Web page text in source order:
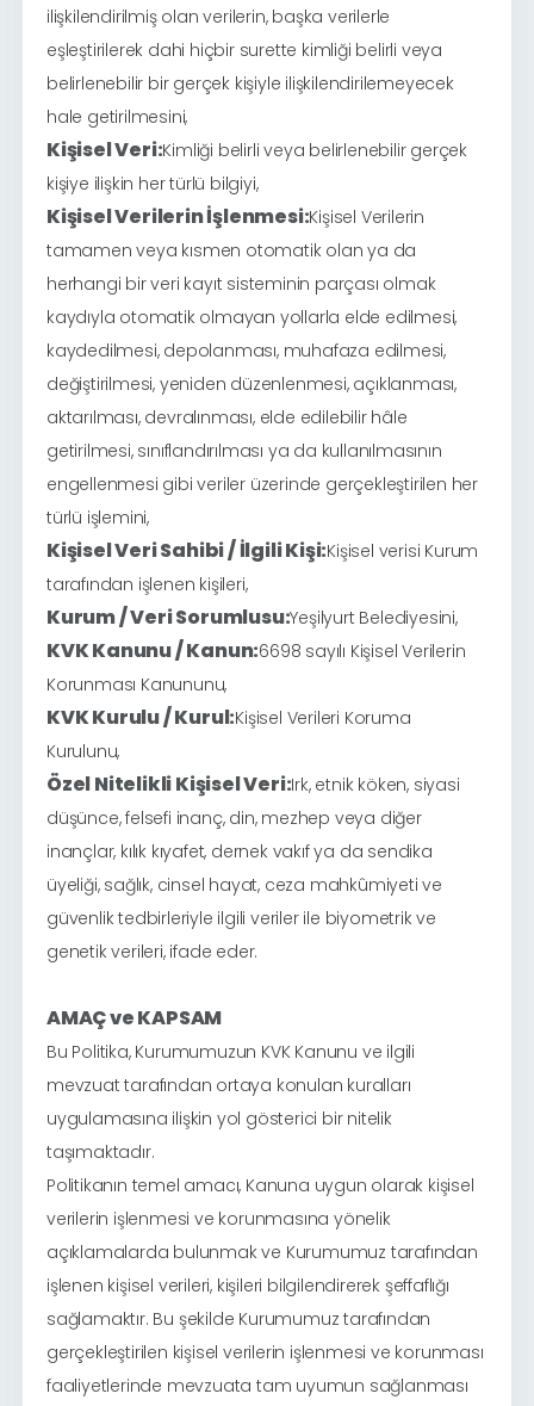
ilişkilendirilmiş olan verilerin, başka verilerle
eşleştirilerek dahi hiçbir surette kimliği belirli veya
belirlenebilir bir gerçek kişiyle ilişkilendirilemeyecek
hale getirilmesini,
Kişisel Veri:Kimliği belirli veya belirlenebilir gerçek
kişiye ilişkin her türlü bilgiyi,
Kişisel Verilerin İşlenmesi:Kişisel Verilerin
tamamen veya kısmen otomatik olan ya da
herhangi bir veri kayıt sisteminin parçası olmak
kaydıyla otomatik olmayan yollarla elde edilmesi,
kaydedilmesi, depolanması, muhafaza edilmesi,
değiştirilmesi, yeniden düzenlenmesi, açıklanması,
aktarılması, devralınması, elde edilebilir hâle
getirilmesi, sınıflandırılması ya da kullanılmasının
engellenmesi gibi veriler üzerinde gerçekleştirilen her
türlü işlemini,
Kişisel Veri Sahibi / İlgili Kişi:Kişisel verisi Kurum
tarafından işlenen kişileri,
Kurum / Veri Sorumlusu:Yeşilyurt Belediyesini,
KVK Kanunu / Kanun:6698 sayılı Kişisel Verilerin
Korunması Kanununu,
KVK Kurulu / Kurul:Kişisel Verileri Koruma
Kurulunu,
Özel Nitelikli Kişisel Veri:Irk, etnik köken, siyasi
düşünce, felsefi inanç, din, mezhep veya diğer
inançlar, kılık kıyafet, dernek vakıf ya da sendika
üyeliği, sağlık, cinsel hayat, ceza mahkûmiyeti ve
güvenlik tedbirleriyle ilgili veriler ile biyometrik ve
genetik verileri, ifade eder.
AMAÇ ve KAPSAM
Bu Politika, Kurumumuzun KVK Kanunu ve ilgili
mevzuat tarafından ortaya konulan kuralları
uygulamasına ilişkin yol gösterici bir nitelik
taşımaktadır.
Politikanın temel amacı, Kanuna uygun olarak kişisel
verilerin işlenmesi ve korunmasına yönelik
açıklamalarda bulunmak ve Kurumumuz tarafından
işlenen kişisel verileri, kişileri bilgilendirerek şeffaflığı
sağlamaktır. Bu şekilde Kurumumuz tarafından
gerçekleştirilen kişisel verilerin işlenmesi ve korunması
faaliyetlerinde mevzuata tam uyumun sağlanması